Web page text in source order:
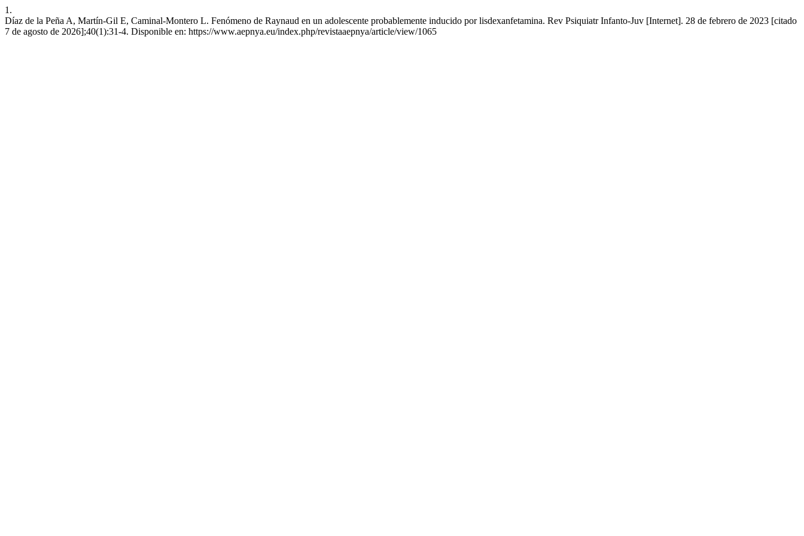
1.
Díaz de la Peña A, Martín-Gil E, Caminal-Montero L. Fenómeno de Raynaud en un adolescente probablemente inducido por lisdexanfetamina. Rev Psiquiatr Infanto-Juv [Internet]. 28 de febrero de 2023 [citado
7 de agosto de 2026];40(1):31-4. Disponible en: https://www.aepnya.eu/index.php/revistaaepnya/article/view/1065